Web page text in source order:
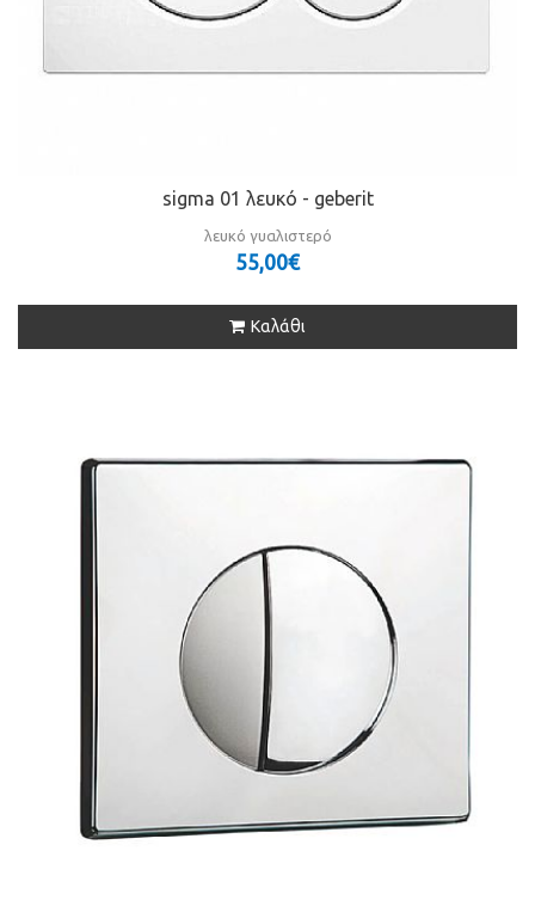
sigma 01 λευκό - geberit
λευκό γυαλιστερό
55,00€
Καλάθι